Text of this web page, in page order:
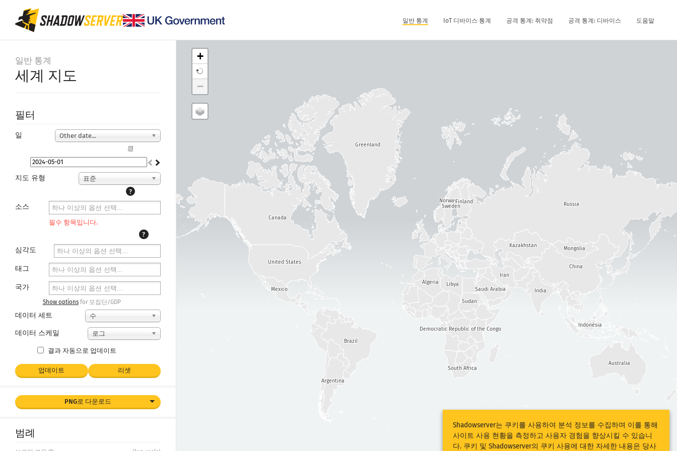
일반 통계 IoT 디바이스 통계 공격 통계: 취약점 공격 통계: 디바이스 도움말
일반 통계
세계 지도
필터
일 Other date...
📆
지도 유형
표준
?
소스
필수 항목입니다.
?
심각도
태그
국가
Show optionsfor 모집단/GDP
데이터 세트 수
데이터 스케일 로그
결과 자동으로 업데이트
업데이트 리셋
PNG로 다운로드
범례
Indonesia
Argentina
India
China
Democratic Republic of the Congo
South Africa
Kazakhstan
Brazil
Mongolia
Russia
Norway
Sweden
Finland
Libya
Sudan
Iran
Saudi Arabia
Algeria
United States
Canada
Mexico
Australia
Greenland
+
−
Shadowserver는 쿠키를 사용하여 분석 정보를 수집하며 이를 통해
사이트 사용 현황을 측정하고 사용자 경험을 향상시킬 수 있습니
다. 쿠키 및 Shadowserver의 쿠키 사용에 대한 자세한 내용은 당사